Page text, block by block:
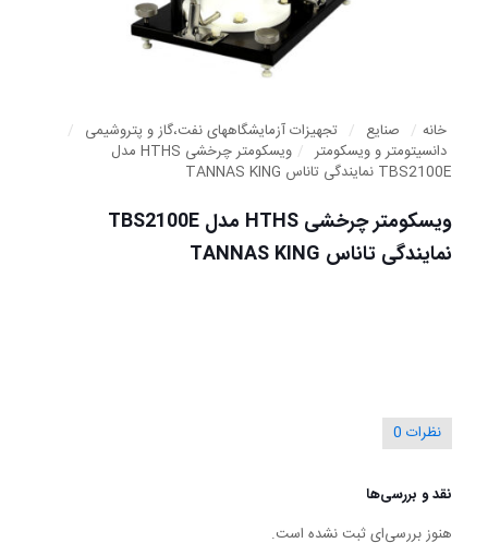
خانه / صنایع / تجهیزات آزمایشگاههای نفت،گاز و پتروشیمی /
دانسیتومتر و ویسکومتر /
ویسکومتر چرخشی HTHS مدل
TBS2100E نمایندگی تاناس TANNAS KING
ویسکومتر چرخشی HTHS مدل TBS2100E
نمایندگی تاناس TANNAS KING
نظرات 0
نقد و بررسی‌ها
هنوز بررسی‌ای ثبت نشده است.